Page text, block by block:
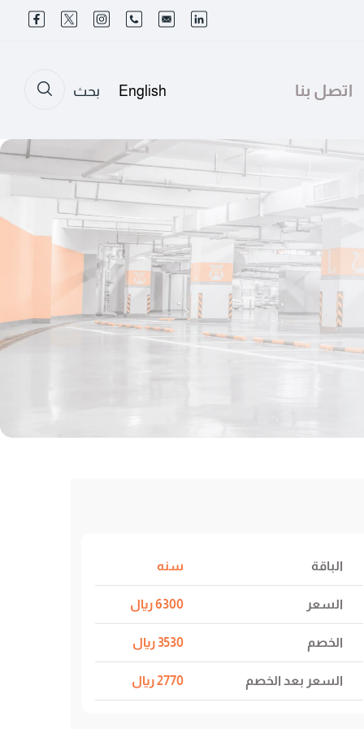
اتصل بنا English بحث
الباقة سنه
السعر 6300 ريال
الخصم 3530 ريال
السعر بعد الخصم 2770 ريال